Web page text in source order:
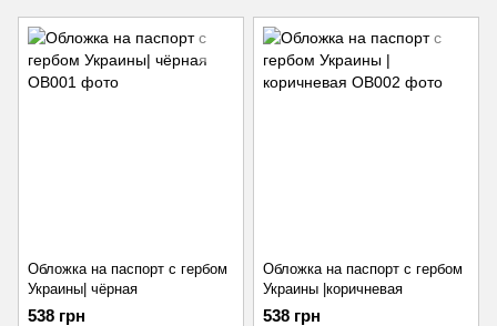
Обложка на паспорт с гербом
Украины| чёрная
538 грн
Обложка на паспорт с гербом
Украины |коричневая
538 грн